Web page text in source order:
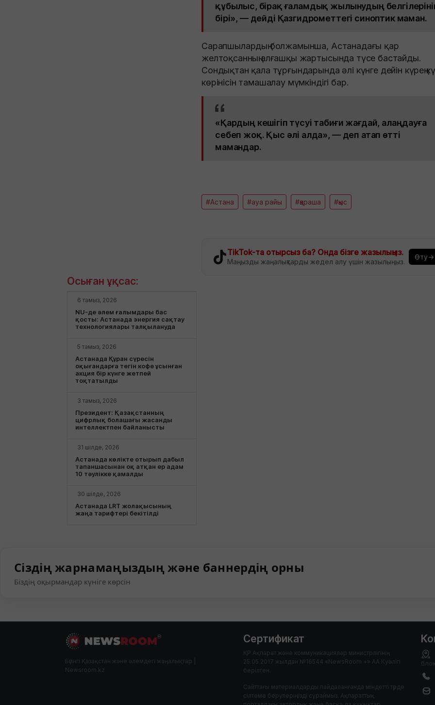
құбылыс, бірақ ғаламдық жылынудың
бірі», — дейді Қазгидрометтегі синоптик маман.
Сарапшылардың болжамынша, Астанадағы қар
желтоқсанның алғашқы жартысында түсе бастайды.
Сондықтан қала тұрғындарында әлі күнге дейін күрең
көрінісін тамашалау мүмкіндігі бар.
«Қардың кешігіп түсуі табиғи жағдай, алаңдауға
себеп жоқ. Қыс әлі алда», — деп атап өтті
мамандар.
#Астана #ауа райы #қараша #қыс
TikTok-та отырсыз ба? Онда бізге жазылыңыз.
Маңызды жаңалықтарды жедел алу үшін жазылыңыз.
Өту→
Осыған ұқсас:
6 тамыз, 2026
NU-де әлем ғалымдары бас
қосты: Астанада энергия сақтау
технологиялары талқылануда
5 тамыз, 2026
Астанада Құран сүресін
оқығандарға тегін кофе ұсынған
акция бір күнге жетпей
тоқтатылды
3 тамыз, 2026
Президент: Қазақстанның
цифрлық болашағы жасанды
интеллектпен байланысты
31 шілде, 2026
Астанада көлікте отырып дабыл
тапаншасынан оқ атқан ер адам
10 тәулікке қамалды
30 шілде, 2026
Астанада LRT жолақысының
жаңа тарифтері бекітілді
Сіздің жарнамаңыздың және баннердің орны
Біздің оқырмандар күніге көрсін
Бүгінгі Қазақстан және әлемдегі жаңалықтар |
Newsroom.kz
Сертификат
ҚР Ақпарат және коммуникациялар министрлігінің
25.05.2017 жылдан №16544 «NewsRoom +» АА Куәлігі
берілген.
Сайттағы материалдарды пайдаланғанда міндетті түрде
сілтеме берулеріңізді сұраймыз. Ақпараттық